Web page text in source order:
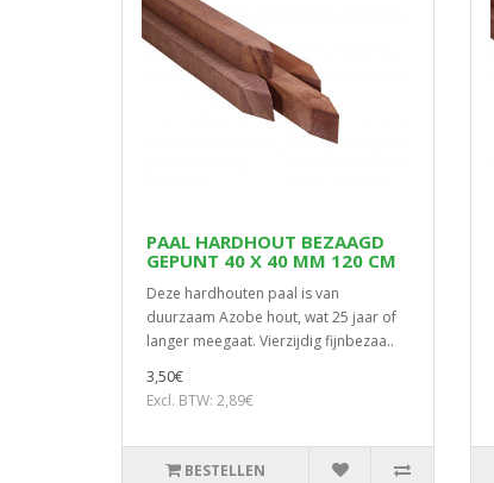
PAAL HARDHOUT BEZAAGD
GEPUNT 40 X 40 MM 120 CM
Deze hardhouten paal is van
duurzaam Azobe hout, wat 25 jaar of
langer meegaat. Vierzijdig fijnbezaa..
3,50€
Excl. BTW: 2,89€
BESTELLEN